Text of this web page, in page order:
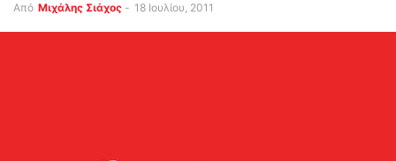
Από Μιχάλης Σιάχος - 18 Ιουλίου, 2011